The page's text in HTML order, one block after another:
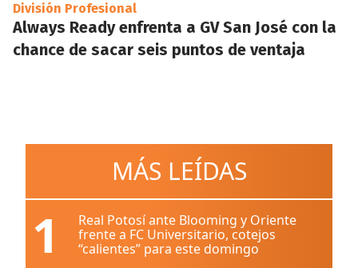
División Profesional
Always Ready enfrenta a GV San José con la
chance de sacar seis puntos de ventaja
MÁS LEÍDAS
1
Real Potosí ante Blooming y Oriente
frente a FC Universitario, cotejos
“calientes” para este domingo